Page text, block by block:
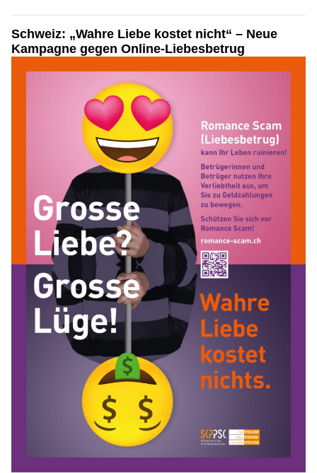
Schweiz: „Wahre Liebe kostet nicht“ – Neue
Kampagne gegen Online-Liebesbetrug